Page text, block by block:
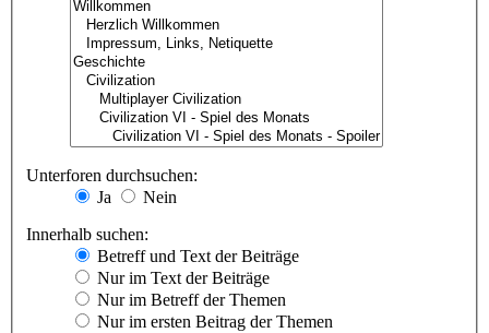
Unterforen durchsuchen:
Ja
Nein
Innerhalb suchen:
Betreff und Text der Beiträge
Nur im Text der Beiträge
Nur im Betreff der Themen
Nur im ersten Beitrag der Themen